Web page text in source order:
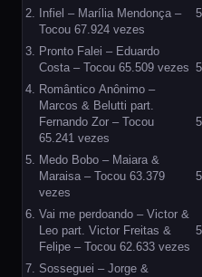
Infiel – Marília Mendonça –
Tocou 67.924 vezes
Pronto Falei – Eduardo
Costa – Tocou 65.509 vezes
Romântico Anônimo –
Marcos & Belutti part.
Fernando Zor – Tocou
65.241 vezes
Medo Bobo – Maiara &
Maraisa – Tocou 63.379
vezes
Vai me perdoando – Victor &
Leo part. Victor Freitas &
Felipe – Tocou 62.633 vezes
Sosseguei – Jorge &